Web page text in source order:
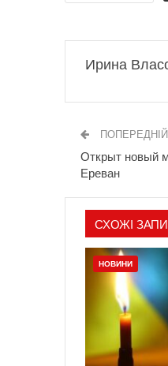
Ирина
Открыт новый
Ереван
СХОЖІ
НОВИНИ